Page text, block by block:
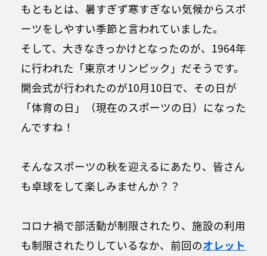
もともとは、暑すぎず寒すぎない気候からスポ
ーツをしやすい季節と言われていました。
そして、大きなきっかけとなったのが、1964年
に行われた「東京オリンピック」だそうです。
開会式が行われたのが10月10日で、その日が
「体育の日」（現在のスポーツの日）になった
んですね！
そんなスポーツの秋を迎えるにあたり、皆さん
も卓球をして楽しみませんか？？
コロナ禍で部活動が制限されたり、施設の利用
も制限されたりしているなか、前回のオレット